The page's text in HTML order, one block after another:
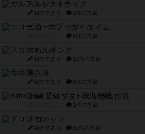
ガルフストライク
紹介文あり 1件の投稿
エコーズ・オブ・タイム
8件の投稿
スカルキング
紹介文あり 12件の投稿
海兵隊
紹介文あり 1件の投稿
Bitter End ブタペスト救出作戦
1件の投稿
ドコジャン
紹介文あり 10件の投稿